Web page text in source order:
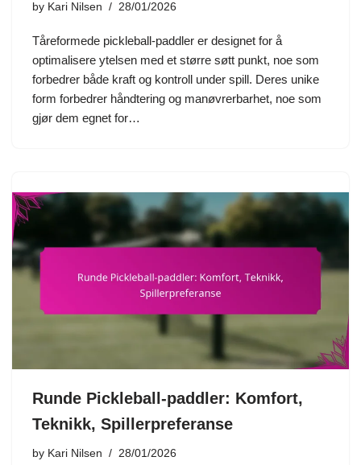
by Kari Nilsen 28/01/2026
Tåreformede pickleball-paddler er designet for å
optimalisere ytelsen med et større søtt punkt, noe som
forbedrer både kraft og kontroll under spill. Deres unike
form forbedrer håndtering og manøvrerbarhet, noe som
gjør dem egnet for…
Runde Pickleball-paddler: Komfort,
Teknikk, Spillerpreferanse
by Kari Nilsen 28/01/2026